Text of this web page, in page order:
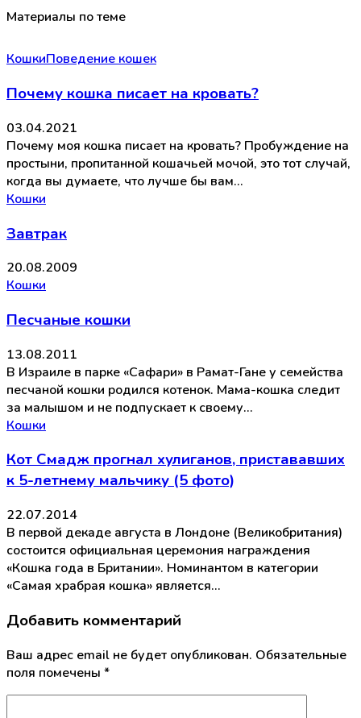
Материалы по теме
КошкиПоведение кошек
Почему кошка писает на кровать?
03.04.2021
Почему моя кошка писает на кровать? Пробуждение на
простыни, пропитанной кошачьей мочой, это тот случай,
когда вы думаете, что лучше бы вам…
Кошки
Завтрак
20.08.2009
Кошки
Песчаные кошки
13.08.2011
В Израиле в парке «Сафари» в Рамат-Гане у семейства
песчаной кошки родился котенок. Мама-кошка следит
за малышом и не подпускает к своему…
Кошки
Кот Смадж прогнал хулиганов, пристававших
к 5-летнему мальчику (5 фото)
22.07.2014
В первой декаде августа в Лондоне (Великобритания)
состоится официальная церемония награждения
«Кошка года в Британии». Номинантом в категории
«Самая храбрая кошка» является…
Добавить комментарий
Ваш адрес email не будет опубликован. Обязательные
поля помечены *